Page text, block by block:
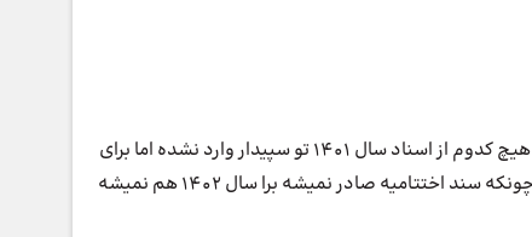
من از اول سال 1402 اسناد رو تو سیستم سپیدار وارد کردم و هیچ کدوم از اسناد سال 1401 تو سپیدار وارد نشده اما برای
سند اختتامیه خطا میزنه که اسناد باید تبدیل به دائم بشن و چونکه سند اختتامیه صادر نمیشه برا سال 1402 هم نمیشه